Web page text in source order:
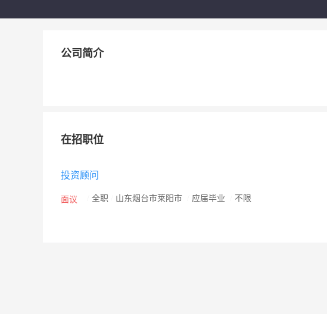
公司简介
在招职位
投资顾问
面议 全职 山东烟台市莱阳市 应届毕业 不限